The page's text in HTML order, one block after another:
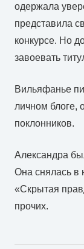
одержала
представила
конкурсе. Но
завоевать
Вильяфанье
личном
поклонников.
Александра
Она снялась в
«Скрытая
прочих.